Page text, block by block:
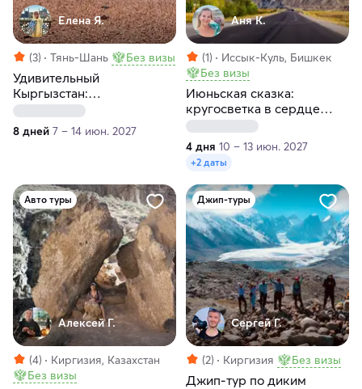
Елена Я.
(3) Тянь-Шань Без визы
Удивительный
Кыргызстан:
гедонистическо-
экскурсионный тур
8 дней 7 – 14 июн. 2027
Аня К.
(1)
Иссык-Куль, Бишкек
Без визы
Июньская сказка:
кругосветка в сердце
Кыргызстана
4 дня 10 – 13 июн. 2027
+2 даты
Авто туры
Алексей Г.
(4)
Киргизия, Казахстан
Без визы
Джип-туры
Сергей Г.
(2) Киргизия Без визы
Джип-тур по диким